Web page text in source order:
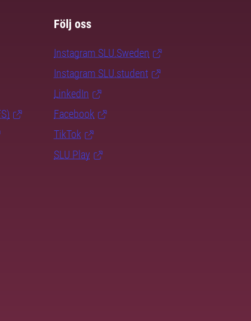
Följ oss
Instagram SLU.Sweden
Instagram SLU.student
LinkedIn
Facebook
TikTok
SLU Play